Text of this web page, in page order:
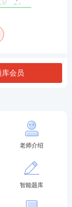
承诺”，进行
库会员
老师介绍
智能题库